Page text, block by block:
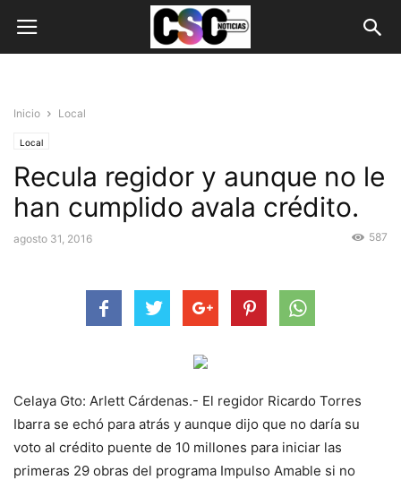
Inicio Local
Local
Recula regidor y aunque no le
han cumplido avala crédito.
agosto 31, 2016 587
Celaya Gto: Arlett Cárdenas.- El regidor Ricardo Torres
Ibarra se echó para atrás y aunque dijo que no daría su
voto al crédito puente de 10 millones para iniciar las
primeras 29 obras del programa Impulso Amable si no